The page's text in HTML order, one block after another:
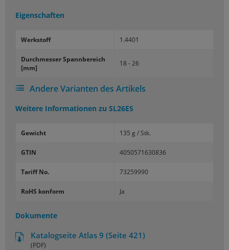
Eigenschaften
Werk­stoff 1.4401
Durch­mes­ser Spann­be­reich
[mm]
18 - 26
Andere Varianten des Artikels
Weitere Informationen zu SL26ES
Gewicht 135 g / Stk.
GTIN 4050571630836
Tariff No. 73259990
RoHS konform Ja
Dokumente
Katalogseite Atlas 9 (Seite 421)
(PDF)